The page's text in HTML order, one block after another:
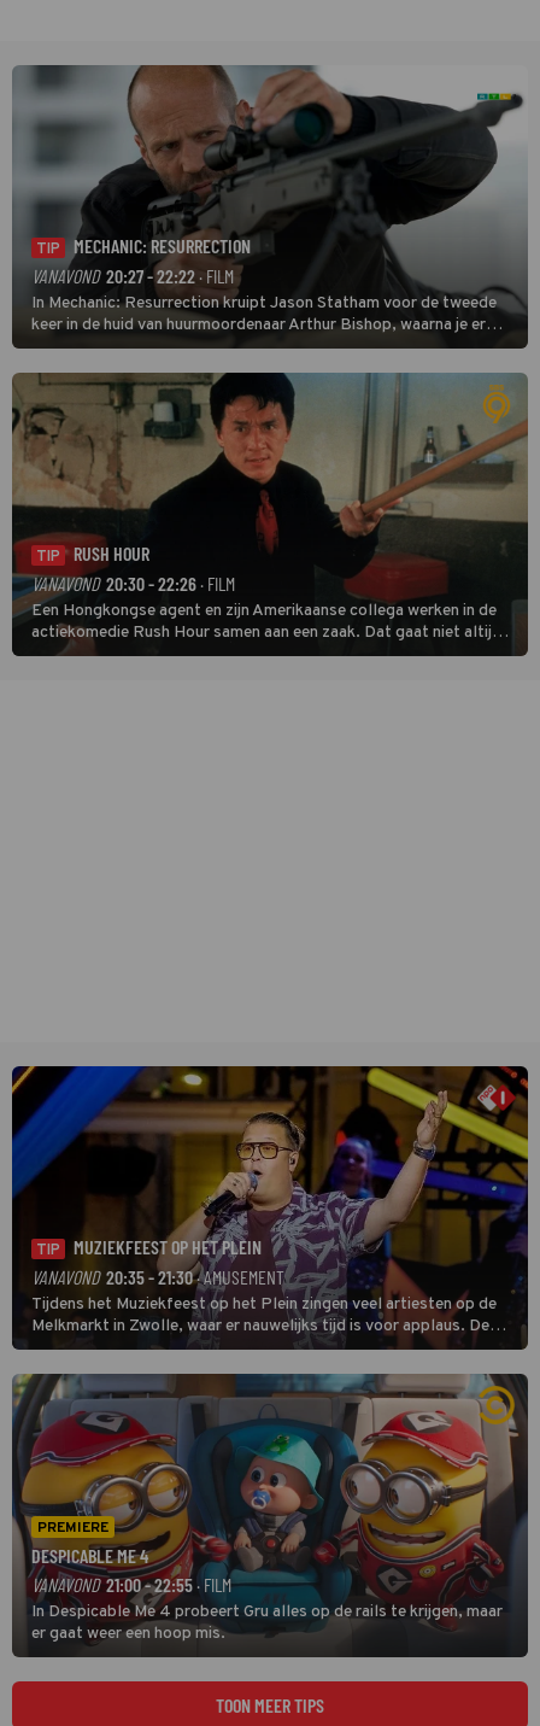
TIP
MECHANIC: RESURRECTION
VANAVOND 20:27 - 22:22· FILM
In Mechanic: Resurrection kruipt Jason Statham voor de tweede
keer in de huid van huurmoordenaar Arthur Bishop, waarna je er
donder op kunt zeggen dat er van Bishops geplande pensioen niet
veel terechtkomt.
TIP
RUSH HOUR
VANAVOND 20:30 - 22:26 · FILM
Een Hongkongse agent en zijn Amerikaanse collega werken in de
actiekomedie Rush Hour samen aan een zaak. Dat gaat niet altijd
van een leien dakje.
TIP
MUZIEKFEEST OP HET PLEIN
VANAVOND 20:35 - 21:30· AMUSEMENT
Tijdens het Muziekfeest op het Plein zingen veel artiesten op de
Melkmarkt in Zwolle, waar er nauwelijks tijd is voor applaus. De
grootste namen zijn André Hazes, Jannes, René Froger en
natuurlijk Rutger van Barneveld met zijn hit Zwoele Zomernachten.
PREMIERE
DESPICABLE ME 4
VANAVOND 21:00 - 22:55 · FILM
In Despicable Me 4 probeert Gru alles op de rails te krijgen, maar
er gaat weer een hoop mis.
TOON MEER TIPS